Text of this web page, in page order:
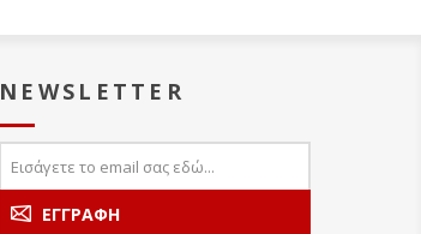
NEWSLETTER